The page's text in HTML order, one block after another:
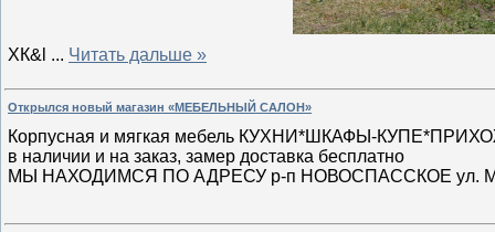
ХК&l ... Читать дальше »
Открылся новый магазин «МЕБЕЛЬНЫЙ САЛОН»
Корпусная и мягкая мебель КУХНИ*ШКАФЫ-
в наличии и на заказ, замер доставка бесплатно
МЫ НАХОДИМСЯ ПО АДРЕСУ р-п НОВОСПАССКОЕ ул.